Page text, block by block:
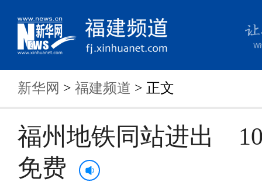
新华网 > 福建频道 > 正文
福州地铁同站进出
免费